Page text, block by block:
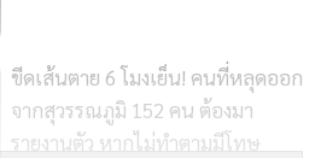
ง“สยดสยอง”
บมือ “สถานการณ์สยดสยอง” ที่จะมี
ควิด-19 ในอีกไม่วันนี้ ขณะที่ยอดผู้
ขีดเส้นตาย 6 โมงเย็น! คนที่หลุดออก
จากสุวรรณภูมิ 152 คน ต้องมา
รายงานตัว หากไม่ทำตามมีโทษ